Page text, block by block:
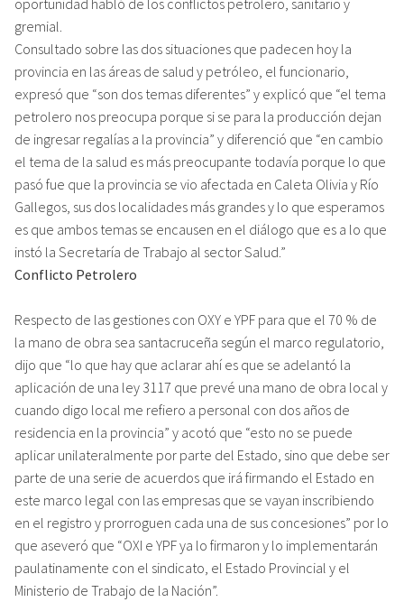
gremial.
Consultado sobre las dos situaciones que padecen hoy la
provincia en las áreas de salud y petróleo, el funcionario,
expresó que “son dos temas diferentes” y explicó que “el tema
petrolero nos preocupa porque si se para la producción dejan
de ingresar regalías a la provincia” y diferenció que “en cambio
el tema de la salud es más preocupante todavía porque lo que
pasó fue que la provincia se vio afectada en Caleta Olivia y Río
Gallegos, sus dos localidades más grandes y lo que esperamos
es que ambos temas se encausen en el diálogo que es a lo que
instó la Secretaría de Trabajo al sector Salud.”
Conflicto Petrolero
Respecto de las gestiones con OXY e YPF para que el 70 % de
la mano de obra sea santacruceña según el marco regulatorio,
dijo que “lo que hay que aclarar ahí es que se adelantó la
aplicación de una ley 3117 que prevé una mano de obra local y
cuando digo local me refiero a personal con dos años de
residencia en la provincia” y acotó que “esto no se puede
aplicar unilateralmente por parte del Estado, sino que debe ser
parte de una serie de acuerdos que irá firmando el Estado en
este marco legal con las empresas que se vayan inscribiendo
en el registro y prorroguen cada una de sus concesiones” por lo
que aseveró que “OXI e YPF ya lo firmaron y lo implementarán
paulatinamente con el sindicato, el Estado Provincial y el
Ministerio de Trabajo de la Nación”.